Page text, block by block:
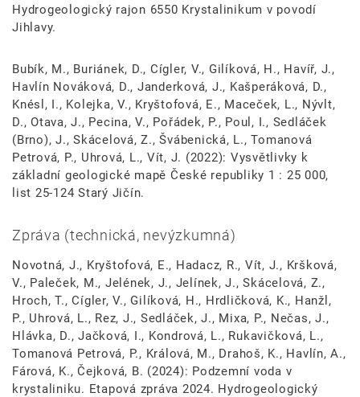
Hydrogeologický rajon 6550 Krystalinikum v povodí
Jihlavy.
Bubík, M., Buriánek, D., Cígler, V., Gilíková, H., Havíř, J.,
Havlín Nováková, D., Janderková, J., Kašperáková, D.,
Knésl, I., Kolejka, V., Kryštofová, E., Maceček, L., Nývlt,
D., Otava, J., Pecina, V., Pořádek, P., Poul, I., Sedláček
(Brno), J., Skácelová, Z., Švábenická, L., Tomanová
Petrová, P., Uhrová, L., Vít, J. (2022): Vysvětlivky k
základní geologické mapě České republiky 1 : 25 000,
list 25-124 Starý Jičín.
Zpráva (technická, nevýzkumná)
Novotná, J., Kryštofová, E., Hadacz, R., Vít, J., Kršková,
V., Paleček, M., Jelének, J., Jelínek, J., Skácelová, Z.,
Hroch, T., Cígler, V., Gilíková, H., Hrdličková, K., Hanžl,
P., Uhrová, L., Rez, J., Sedláček, J., Mixa, P., Nečas, J.,
Hlávka, D., Jačková, I., Kondrová, L., Rukavičková, L.,
Tomanová Petrová, P., Králová, M., Drahoš, K., Havlín, A.,
Fárová, K., Čejková, B. (2024): Podzemní voda v
krystaliniku. Etapová zpráva 2024. Hydrogeologický